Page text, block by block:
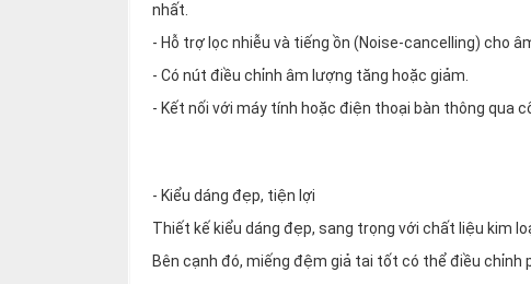
nhất.
- Hỗ trợ lọc nhiễu và tiếng ồn (Noise-cancelling) cho
- Có nút điều chỉnh âm lượng tăng hoặc giảm.
- Kết nối với máy tính hoặc điện thoại bàn thông qua
- Kiểu dáng đẹp, tiện lợi
Thiết kế kiểu dáng đẹp, sang trọng với chất liệu kim
Bên cạnh đó, miếng đệm giả tai tốt có thể điều chỉnh